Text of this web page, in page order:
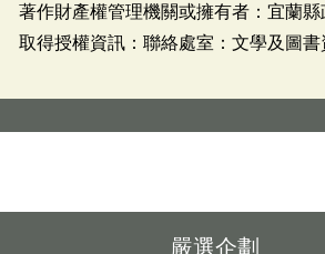
著作財產權管理機關或擁有者：宜蘭縣
取得授權資訊：聯絡處室：文學及圖
嚴選企劃